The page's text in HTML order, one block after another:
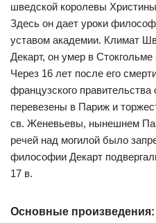
шведской королевы
Здесь он дает уроки
уставом академии. Климат
Декарт, он умер в
Через 16 лет после его
французского правительства
перевезены в Париж и
св. Женевьевы, нынешнем
речей над могилой было
философии Декарт
17 в.
Основные произведения: